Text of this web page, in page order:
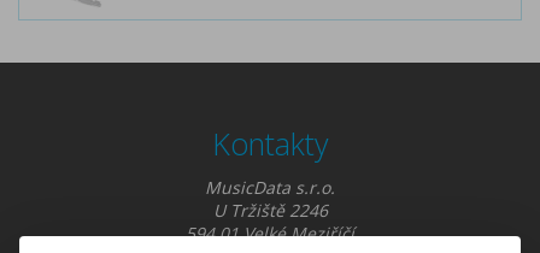
TOP
Od nejlevnějšího
Kontakty
MusicData s.r.o.
U Tržiště 2246
594 01 Velké Meziříčí